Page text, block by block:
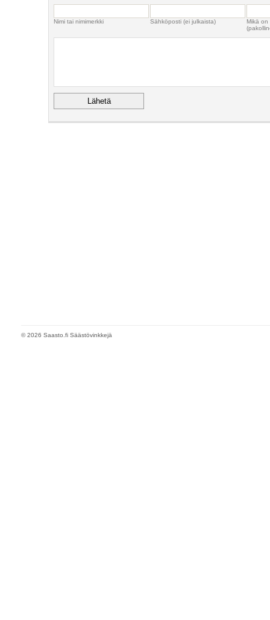
Nimi tai nimimerkki Sähköposti (ei julkaista)
Mikä
© 2026 Saasto.fi Säästövinkkejä